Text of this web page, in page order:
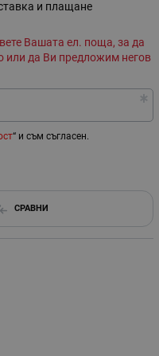
и плащане
Вашата ел. поща, за да
или да Ви предложим негов
“ и съм съгласен.
СРАВНИ